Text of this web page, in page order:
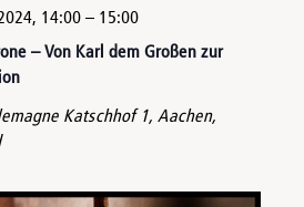
– Von Karl dem Großen zur
14:00– 15:00
Katschhof 1, Aachen,